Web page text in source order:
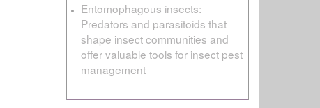
Entomophagous insects:
Predators and parasitoids that
shape insect communities and
offer valuable tools for insect pest
management